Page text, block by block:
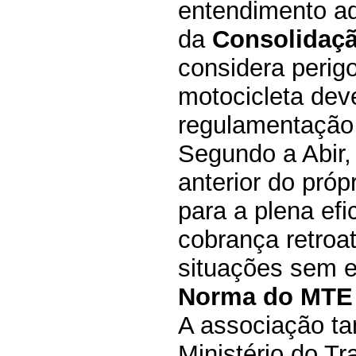
entendimento
da
considera
motocicleta
Segundo a
anterior do
para a plena
cobrança
situações sem
Norma do MTE
A associação